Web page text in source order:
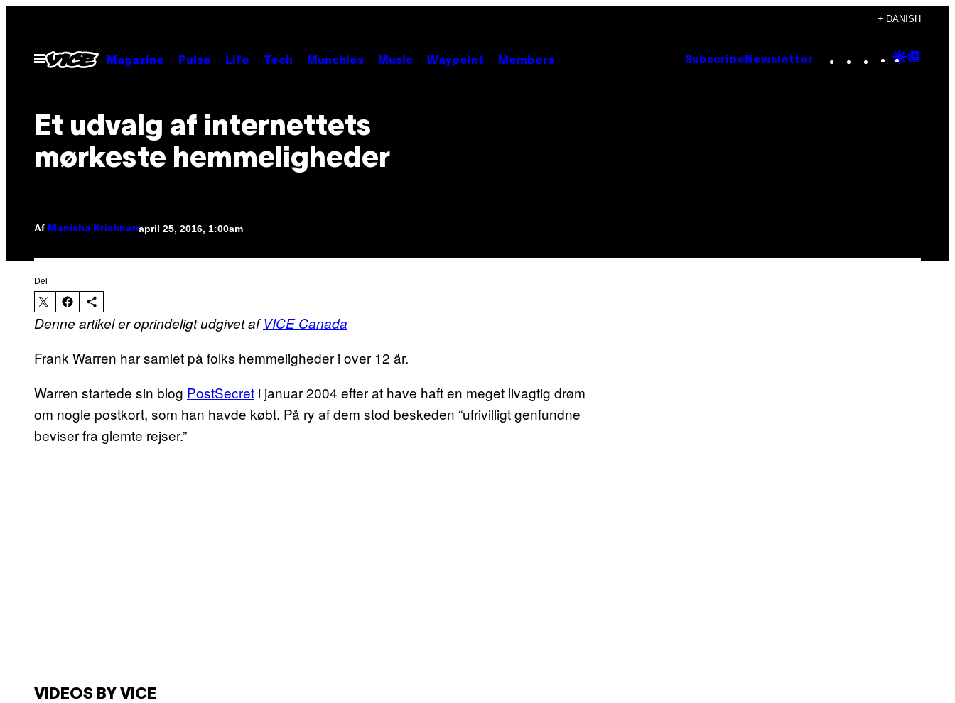
indhold
+ DANISH
Åbn
Menu
Magazine Pulse Life Tech Munchies Music Waypoint Members Subscribe Newsletter Instagram
TikTok
YouTube
Google
Et udvalg af internettets
mørkeste hemmeligheder
Af Manisha Krishnanapril 25, 2016, 1:00am
Del
Denne artikel er oprindeligt udgivet afVICE Canada
Frank Warren har samlet på folks hemmeligheder i over 12 år.
Warren startede sin blog PostSecret i januar 2004 efter at have haft en meget livagtig drøm
om nogle postkort, som han havde købt. På ry af dem stod beskeden “ufrivilligt genfundne
beviser fra glemte rejser.”
VIDEOS BY VICE